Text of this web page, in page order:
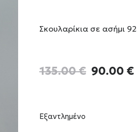
Σκουλαρίκια σε ασήμι
135.00€ Original
90.00 €Η
Εξαντλημένο